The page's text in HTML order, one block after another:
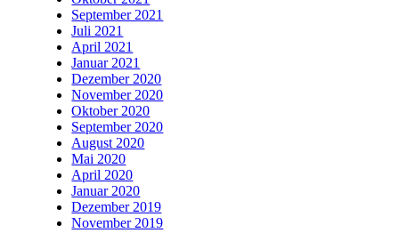
September 2021
Juli 2021
April 2021
Januar 2021
Dezember 2020
November 2020
Oktober 2020
September 2020
August 2020
Mai 2020
April 2020
Januar 2020
Dezember 2019
November 2019